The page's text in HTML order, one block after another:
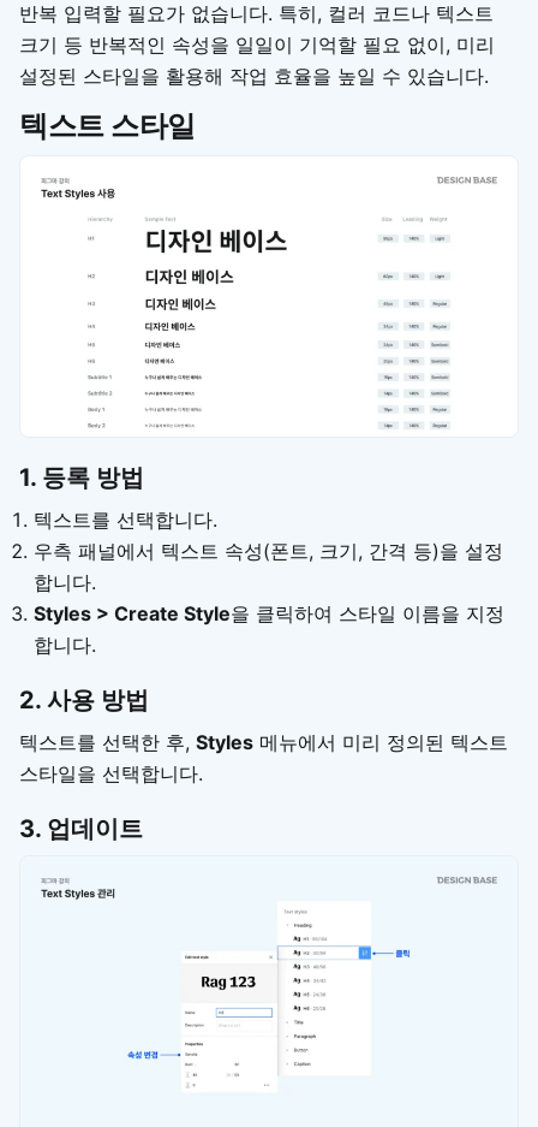
반복 입력할 필요가 없습니다. 특히, 컬러 코드나 텍스트
크기 등 반복적인 속성을 일일이 기억할 필요 없이, 미리
설정된 스타일을 활용해 작업 효율을 높일 수 있습니다.
텍스트 스타일
1. 등록 방법
텍스트를 선택합니다.
우측 패널에서 텍스트 속성(폰트, 크기, 간격 등)을 설정
합니다.
Styles > Create Style을 클릭하여 스타일 이름을 지정
합니다.
2. 사용 방법
텍스트를 선택한 후, Styles 메뉴에서 미리 정의된 텍스트
스타일을 선택합니다.
3. 업데이트